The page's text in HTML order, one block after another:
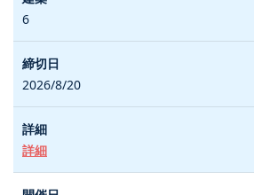
6
2026/8/20
詳細